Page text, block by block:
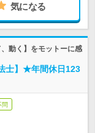
気になる
動く】をモットーに感
士】★年間休日123
問